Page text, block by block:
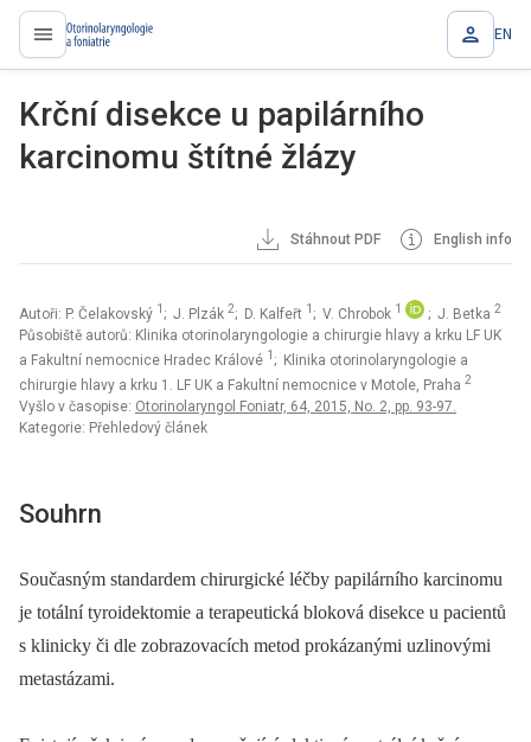
proLékaře.cz EN
Krční disekce u papilárního
karcinomu štítné žlázy
Stáhnout PDF English info
Autoři: P. Čelakovský 1 ; J. Plzák 2; D. Kalfeřt 1 ; V. Chrobok 1 ; J. Betka 2
Působiště autorů: Klinika otorinolaryngologie a chirurgie hlavy a krku LF UK
a Fakultní nemocnice Hradec Králové 1 ; Klinika otorinolaryngologie a
chirurgie hlavy a krku 1. LF UK a Fakultní nemocnice v Motole, Praha 2
Vyšlo v časopise: Otorinolaryngol Foniatr, 64, 2015, No. 2, pp. 93-97.
Kategorie: Přehledový článek
Souhrn
Současným standardem chirurgické léčby papilárního karcinomu
je totální tyroidektomie a terapeutická bloková disekce u pacientů
s klinicky či dle zobrazovacích metod prokázanými uzlinovými
metastázami.